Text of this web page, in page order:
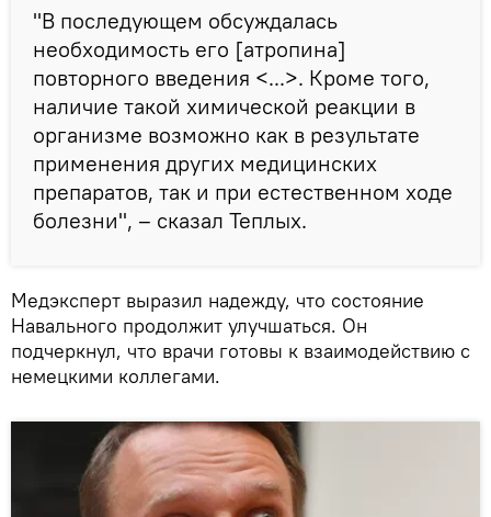
"В последующем обсуждалась
необходимость его [атропина]
повторного введения <...>. Кроме того,
наличие такой химической реакции в
организме возможно как в результате
применения других медицинских
препаратов, так и при естественном ходе
болезни", – сказал Теплых.
Медэксперт выразил надежду, что состояние
Навального продолжит улучшаться. Он
подчеркнул, что врачи готовы к взаимодействию с
немецкими коллегами.